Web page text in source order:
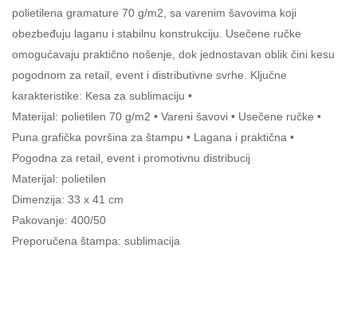
polietilena gramature 70 g/m2, sa varenim šavovima koji
obezbeđuju laganu i stabilnu konstrukciju. Usečene ručke
omogućavaju praktično nošenje, dok jednostavan oblik čini kesu
pogodnom za retail, event i distributivne svrhe. Ključne
karakteristike: Kesa za sublimaciju •
Materijal: polietilen 70 g/m2 • Vareni šavovi • Usečene ručke •
Puna grafička površina za štampu • Lagana i praktična •
Pogodna za retail, event i promotivnu distribucij
Materijal: polietilen
Dimenzija: 33 x 41 cm
Pakovanje: 400/50
Preporučena štampa: sublimacija